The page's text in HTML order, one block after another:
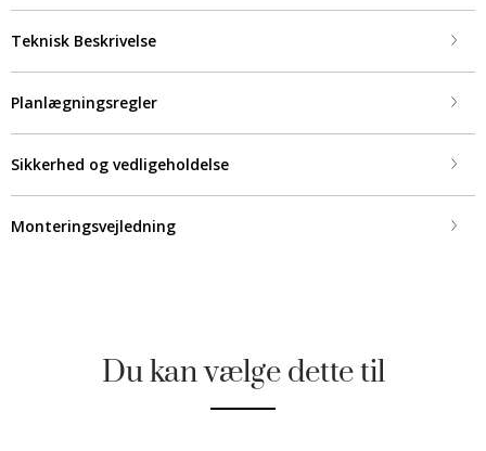
Teknisk Beskrivelse
Planlægningsregler
Sikkerhed og vedligeholdelse
Monteringsvejledning
Du kan vælge dette til